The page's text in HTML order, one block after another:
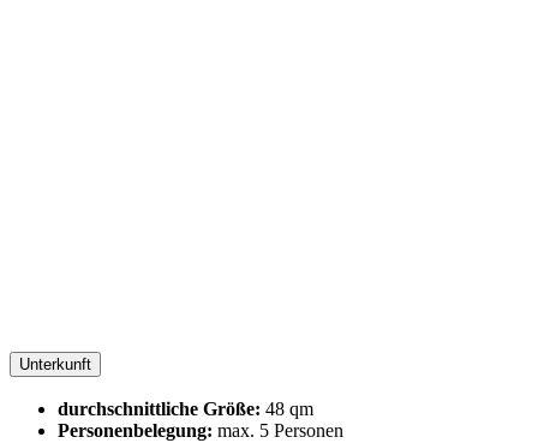
Unterkunft
durchschnittliche Größe: 48 qm
Personenbelegung: max. 5 Personen